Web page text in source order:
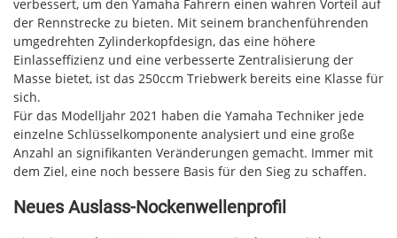
verbessert, um den Yamaha Fahrern einen wahren Vorteil auf
der Rennstrecke zu bieten. Mit seinem branchenführenden
umgedrehten Zylinderkopfdesign, das eine höhere
Einlasseffizienz und eine verbesserte Zentralisierung der
Masse bietet, ist das 250ccm Triebwerk bereits eine Klasse für
sich.
Für das Modelljahr 2021 haben die Yamaha Techniker jede
einzelne Schlüsselkomponente analysiert und eine große
Anzahl an signifikanten Veränderungen gemacht. Immer mit
dem Ziel, eine noch bessere Basis für den Sieg zu schaffen.
Neues Auslass-Nockenwellenprofil